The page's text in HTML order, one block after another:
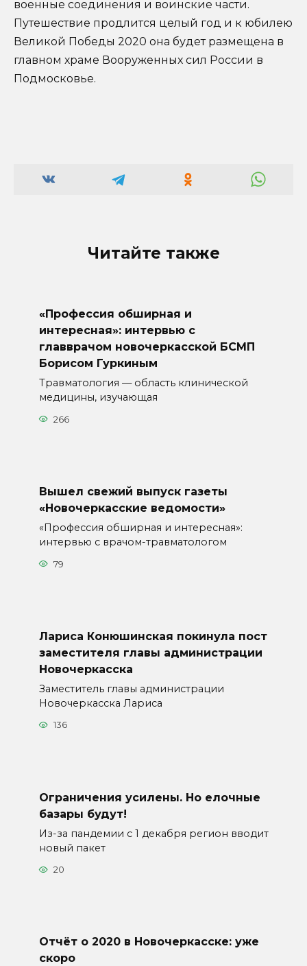
военные соединения и воинские части.
Путешествие продлится целый год и к юбилею
Великой Победы 2020 она будет размещена в
главном храме Вооруженных сил России в
Подмосковье.
Читайте также
«Профессия обширная и
интересная»: интервью с
главврачом новочеркасской БСМП
Борисом Гуркиным
Травматология — область клинической
медицины, изучающая
266
Вышел свежий выпуск газеты
«Новочеркасские ведомости»
«Профессия обширная и интересная»:
интервью с врачом-травматологом
79
Лариса Конюшинская покинула пост
заместителя главы администрации
Новочеркасска
Заместитель главы администрации
Новочеркасска Лариса
136
Ограничения усилены. Но елочные
базары будут!
Из-за пандемии с 1 декабря регион вводит
новый пакет
20
Отчёт о 2020 в Новочеркасске: уже
скоро